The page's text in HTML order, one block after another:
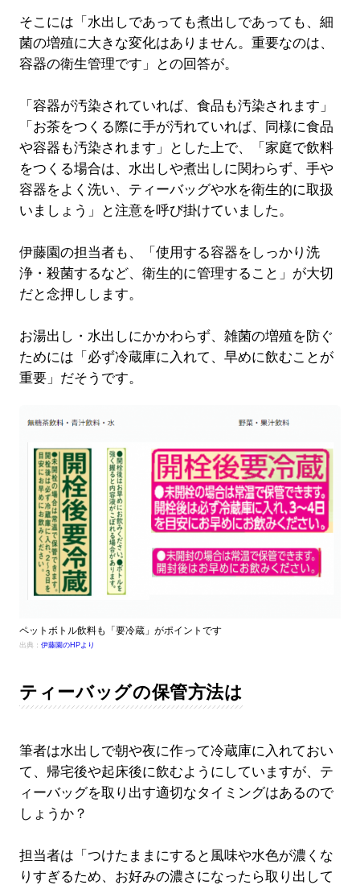
そこには「水出しであっても煮出しであっても、細
菌の増殖に大きな変化はありません。重要なのは、
容器の衛生管理です」との回答が。
「容器が汚染されていれば、食品も汚染されます」
「お茶をつくる際に手が汚れていれば、同様に食品
や容器も汚染されます」とした上で、「家庭で飲料
をつくる場合は、水出しや煮出しに関わらず、手や
容器をよく洗い、ティーバッグや水を衛生的に取扱
いましょう」と注意を呼び掛けていました。
伊藤園の担当者も、「使用する容器をしっかり洗
浄・殺菌するなど、衛生的に管理すること」が大切
だと念押しします。
お湯出し・水出しにかかわらず、雑菌の増殖を防ぐ
ためには「必ず冷蔵庫に入れて、早めに飲むことが
重要」だそうです。
ペットボトル飲料も「要冷蔵」がポイントです
出典： 伊藤園のHPより
ティーバッグの保管方法は
筆者は水出しで朝や夜に作って冷蔵庫に入れておい
て、帰宅後や起床後に飲むようにしていますが、テ
ィーバッグを取り出す適切なタイミングはあるので
しょうか？
担当者は「つけたままにすると風味や水色が濃くな
りすぎるため、お好みの濃さになったら取り出して